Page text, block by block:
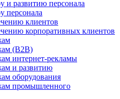
и развитию персонала
персонала
клиентов
корпоративных клиентов
(B2B)
интернет-рекламы
и развитию
оборудования
промышленного